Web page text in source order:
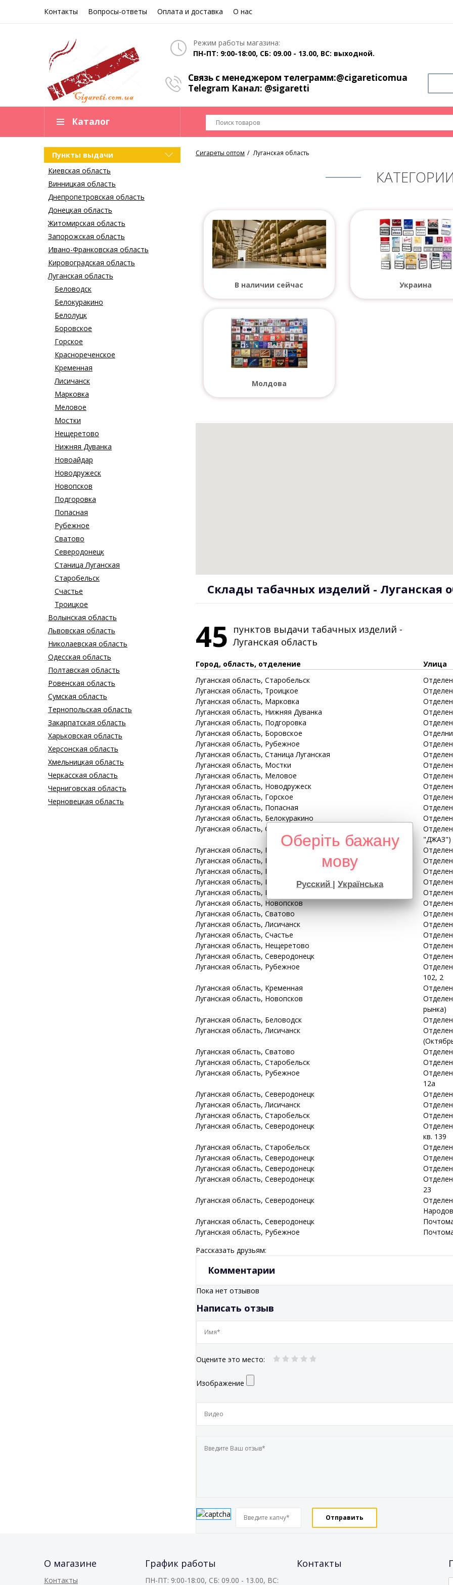
Оберіть бажану
мову
Русский | Українська
Контакты Вопросы-ответы Оплата и доставка О нас
Режим работы магазина:
ПН-ПТ: 9:00-18:00, СБ: 09.00 - 13.00, ВС: выходной.
Связь с менеджером телеграмм:@cigareticomua
Telegram Канал: @sigaretti
Каталог
Пункты выдачи
Киевская область
Винницкая область
Днепропетровская область
Донецкая область
Житомирская область
Запорожская область
Ивано-Франковская область
Кировоградская область
Луганская область
Беловодск
Белокуракино
Белолуцк
Боровское
Горское
Краснореченское
Кременная
Лисичанск
Марковка
Меловое
Мостки
Нещеретово
Нижняя Дуванка
Новоайдар
Новодружеск
Новопсков
Подгоровка
Попасная
Рубежное
Сватово
Северодонецк
Станица Луганская
Старобельск
Счастье
Троицкое
Волынская область
Львовская область
Николаевская область
Одесская область
Полтавская область
Ровенская область
Сумская область
Тернопольская область
Закарпатская область
Харьковская область
Херсонская область
Хмельницкая область
Черкасская область
Черниговская область
Черновецкая область
Сигареты оптом Луганская область
КАТЕГОРИИ
В наличии сейчас Украина
Молдова
Склады табачных изделий - Луганская
45 пунктов выдачи табачных изделий -
Луганская область
Город, область, отделение
Улица
Луганская область, Старобельск
Луганская область, Троицкое
Луганская область, Марковка
Луганская область, Нижняя Дуванка
Луганская область, Подгоровка
Луганская область, Боровское
Луганская область, Рубежное
Луганская область, Станица Луганская
Луганская область, Мостки
Луганская область, Меловое
Луганская область, Новодружеск
Луганская область, Горское
Луганская область, Попасная
Луганская область, Белокуракино
Луганская область, Северодонецк
"ДЖАЗ")
Луганская область, Беловодск
Луганская область, Краснореченское
Луганская область, Белолуцк
Луганская область, Кременная
Луганская область, Новоайдар
Луганская область, Новопсков
Луганская область, Сватово
Луганская область, Лисичанск
Луганская область, Счастье
Луганская область, Нещеретово
Луганская область, Северодонецк
Луганская область, Рубежное
102, 2
Луганская область, Кременная
Луганская область, Новопсков
рынка)
Луганская область, Беловодск
Луганская область, Лисичанск
Луганская область, Сватово
Луганская область, Старобельск
Луганская область, Рубежное
12а
Луганская область, Северодонецк
Луганская область, Лисичанск
Луганская область, Старобельск
Луганская область, Северодонецк
кв. 139
Луганская область, Старобельск
Луганская область, Северодонецк
Луганская область, Северодонецк
Луганская область, Северодонецк
23
Луганская область, Северодонецк
Луганская область, Северодонецк
Луганская область, Рубежное
Рассказать друзьям:
Комментарии
Пока нет отзывов
Написать отзыв
Оцените это место:
Изображение
О магазине
Контакты
График работы
ПН-ПТ: 9:00-18:00, СБ: 09.00 - 13.00, ВС:
Контакты